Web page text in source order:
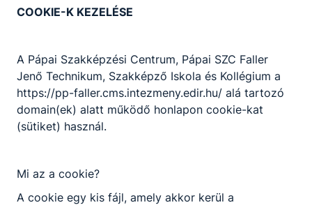
Oktató
Osztályfőnöki
pb.rita​@gmail.com
Osztályfőnök:
Fogadó óra:
Balogh Erika
COOKIE-K KEZELÉSE
A Pápai Szakképzési Centrum, Pápai SZC Faller
Jenő Technikum, Szakképző Iskola és Kollégium a
https://pp-faller.cms.intezmeny.edir.hu/ alá tartozó
domain(ek) alatt működő honlapon cookie-kat
(sütiket) használ.
Mi az a cookie?
A cookie egy kis fájl, amely akkor kerül a